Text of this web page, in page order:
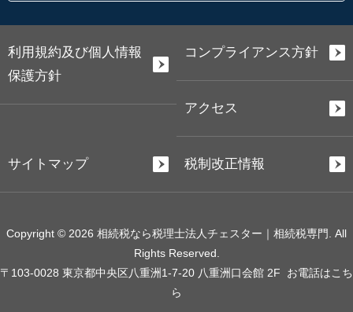
利用規約及び個人情報
保護方針
コンプライアンス方針
アクセス
サイトマップ 税制改正情報
Copyright © 2026 相続税なら税理士法人チェスター｜相続税専門. All
Rights Reserved.
〒103-0028 東京都中央区八重洲1-7-20 八重洲口会館 2F お電話はこち
ら